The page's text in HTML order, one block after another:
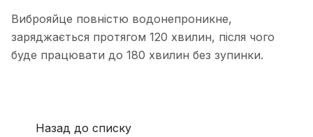
Виброяйце повністю водонепроникне,
заряджається протягом 120 хвилин, після чого
буде працювати до 180 хвилин без зупинки.
Назад до списку